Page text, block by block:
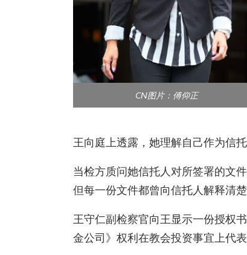
CN图片：傅仰正
王向庭上透露，她理解自己作为信
当检方质问她信托人对所签署的文
但每一份文件都曾向信托人解释清
王守仁副检察官向王显示一份授权
金公司》权利在教会投资事宜上代表